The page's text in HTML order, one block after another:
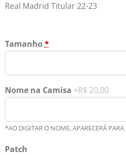
Real Madrid Titular 22-23
Tamanho *
Nome na Camisa +R$ 20,00
*AO DIGITAR O NOME, APARECERÁ
Patch